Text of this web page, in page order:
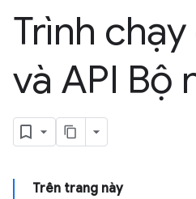
Trình
và API Bộ
Trên trang này